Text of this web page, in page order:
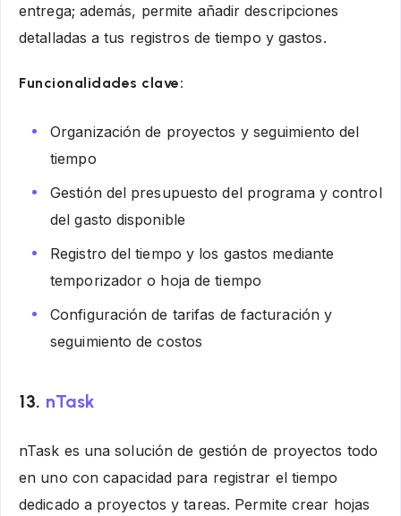
entrega; además, permite añadir descripciones
detalladas a tus registros de tiempo y gastos.
Funcionalidades clave:
Organización de proyectos y seguimiento del
tiempo
Gestión del presupuesto del programa y control
del gasto disponible
Registro del tiempo y los gastos mediante
temporizador o hoja de tiempo
Configuración de tarifas de facturación y
seguimiento de costos
13. nTask
nTask es una solución de gestión de proyectos todo
en uno con capacidad para registrar el tiempo
dedicado a proyectos y tareas. Permite crear hojas